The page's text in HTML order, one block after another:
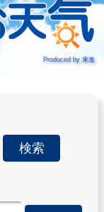
Produced by 東進